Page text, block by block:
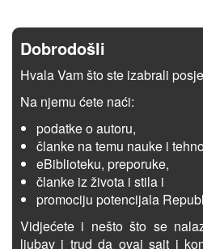
Dobrodošli
Hvala Vam što ste izabrali
Na njemu ćete naći:
podatke o autoru,
članke na temu nauke i
eBiblioteku, preporuke,
članke iz života i stila i
promociju potencijala
Vidjećete i nešto što se
ljubav i trud da ovaj sajt i